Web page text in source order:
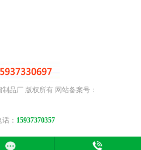
品厂 版权所有 网站备案号：
： 15937370357